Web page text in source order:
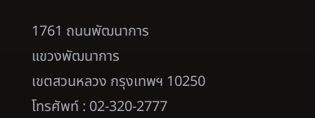
1761 ถนนพัฒนาการ
แขวงพัฒนาการ
เขตสวนหลวง กรุงเทพฯ 10250
โทรศัพท์ : 02-320-2777